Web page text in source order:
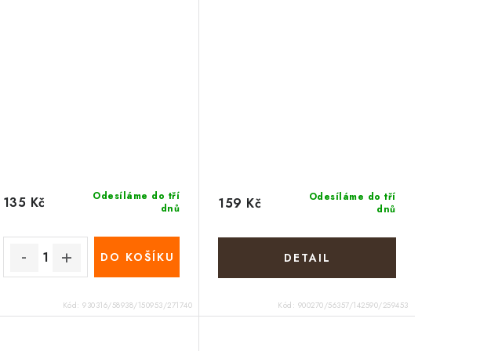
Odesíláme do tří
dnů
135 Kč
DO KOŠÍKU
Kód:930316/58938/150953/271740
Odesíláme do tří
dnů
159 Kč
Kód: 900270/56357/142590/259453